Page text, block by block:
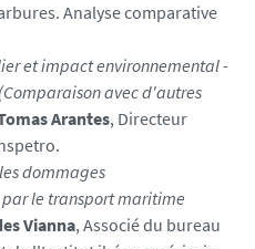
Analyse comparative
et impact environnemental -
avec d'autres
Arantes, Directeur
dommages
le transport maritime
Vianna, Associé du bureau